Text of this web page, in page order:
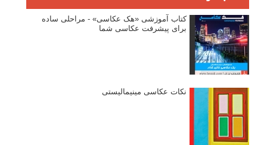
کتاب آموزشی «هک عکاسی» - مراحلی ساده
برای پیشرفت عکاسی شما
نکات عکاسی مینیمالیستی